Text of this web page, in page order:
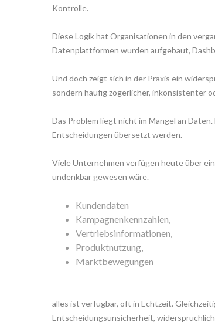
Kontrolle.
Diese Logik hat Organisationen in den
Datenplattformen wurden aufgebaut,
Und doch zeigt sich in der Praxis ein
ondern häufig zögerlicher, inkonsistenter
Das Problem liegt nicht im Mangel an
Entscheidungen übersetzt werden.
Viele Unternehmen verfügen heute über
undenkbar gewesen wäre.
Kundendaten
Kampagnenkennzahlen,
Vertriebsinformationen,
Produktnutzung,
Marktbewegungen
alles ist verfügbar, oft in Echtzeit.
Entscheidungsunsicherheit,